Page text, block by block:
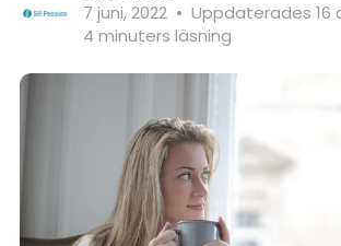
7 juni, 2022 • Uppdaterades 16
4 minuters läsning